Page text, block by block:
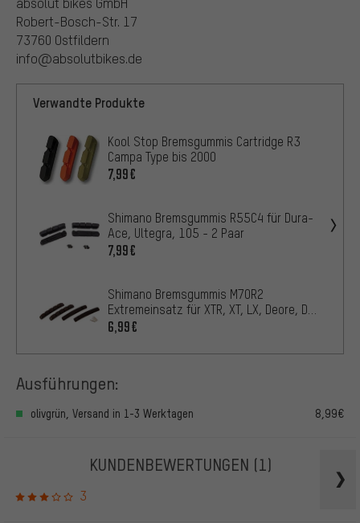
Robert-Bosch-Str. 17
73760 Ostfildern
info@absolutbikes.de
Verwandte Produkte
Kool Stop Bremsgummis Cartridge R3
Campa Type bis 2000
7,99€
Shimano Bremsgummis R55C4 für Dura-
Ace, Ultegra, 105 - 2 Paar
7,99€
Shimano Bremsgummis M70R2
Extremeinsatz für XTR, XT, LX, Deore, DXR
- 2 Paar
6,99€
Ausführungen:
olivgrün, Versand in 1-3 Werktagen 8,99€
KUNDENBEWERTUNGEN (1)
3